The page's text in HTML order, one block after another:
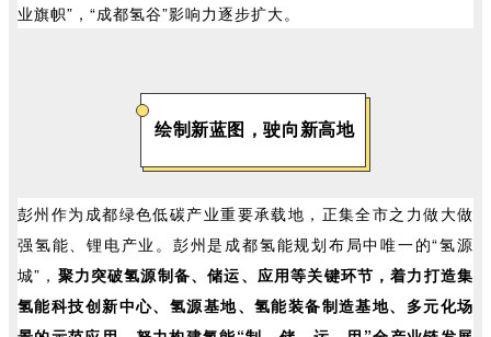
业旗帜”，“成都氢谷”影响力逐步扩大。
绘制新蓝图，驶向新高地
彭州作为成都绿色低碳产业重要承载地，正集全市之力做大做
强氢能、锂电产业。彭州是成都氢能规划布局中唯一的“氢源
城”， 聚力突破氢源制备、储运、应用等关键环节，着力打造集
氢能科技创新中心、氢源基地、氢能装备制造基地、多元化场